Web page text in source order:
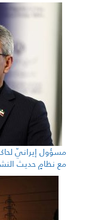
مسؤول إيرانيّ لحاكم
مع نظامٍ حديث النشأة